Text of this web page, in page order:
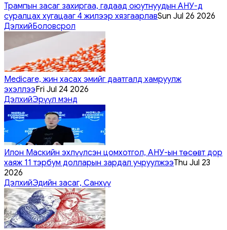
Трампын засаг захиргаа, гадаад оюутнуудын АНУ-д
суралцах хугацааг 4 жилээр хязгаарлавSun Jul 26 2026
ДэлхийБоловсрол
Medicare, жин хасах эмийг даатгалд хамруулж
эхэллээFri Jul 24 2026
ДэлхийЭрүүл мэнд
Илон Маскийн эхлүүлсэн цомхотгол, АНУ-ын төсөвт дор
хаяж 11 тэрбум долларын зардал учруулжээThu Jul 23
2026
ДэлхийЭдийн засаг, Санхүү